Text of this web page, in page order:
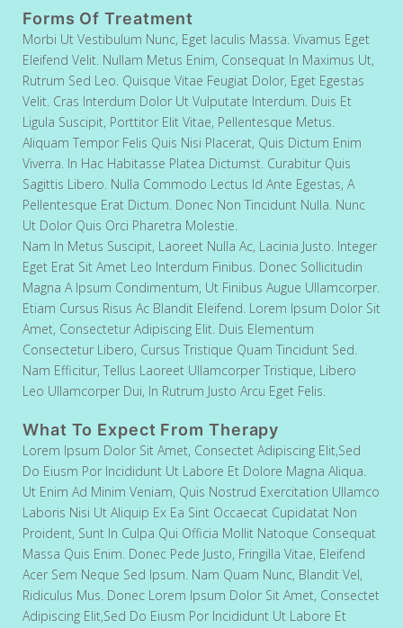
Forms Of Treatment
Morbi Ut Vestibulum Nunc, Eget Iaculis Massa. Vivamus Eget
Eleifend Velit. Nullam Metus Enim, Consequat In Maximus Ut,
Rutrum Sed Leo. Quisque Vitae Feugiat Dolor, Eget Egestas
Velit. Cras Interdum Dolor Ut Vulputate Interdum. Duis Et
Ligula Suscipit, Porttitor Elit Vitae, Pellentesque Metus.
Aliquam Tempor Felis Quis Nisi Placerat, Quis Dictum Enim
Viverra. In Hac Habitasse Platea Dictumst. Curabitur Quis
Sagittis Libero. Nulla Commodo Lectus Id Ante Egestas, A
Pellentesque Erat Dictum. Donec Non Tincidunt Nulla. Nunc
Ut Dolor Quis Orci Pharetra Molestie.
Nam In Metus Suscipit, Laoreet Nulla Ac, Lacinia Justo. Integer
Eget Erat Sit Amet Leo Interdum Finibus. Donec Sollicitudin
Magna A Ipsum Condimentum, Ut Finibus Augue Ullamcorper.
Etiam Cursus Risus Ac Blandit Eleifend. Lorem Ipsum Dolor Sit
Amet, Consectetur Adipiscing Elit. Duis Elementum
Consectetur Libero, Cursus Tristique Quam Tincidunt Sed.
Nam Efficitur, Tellus Laoreet Ullamcorper Tristique, Libero
Leo Ullamcorper Dui, In Rutrum Justo Arcu Eget Felis.
What To Expect From Therapy
Lorem Ipsum Dolor Sit Amet, Consectet Adipiscing Elit,sed
Do Eiusm Por Incididunt Ut Labore Et Dolore Magna Aliqua.
Ut Enim Ad Minim Veniam, Quis Nostrud Exercitation Ullamco
Laboris Nisi Ut Aliquip Ex Ea Sint Occaecat Cupidatat Non
Proident, Sunt In Culpa Qui Officia Mollit Natoque Consequat
Massa Quis Enim. Donec Pede Justo, Fringilla Vitae, Eleifend
Acer Sem Neque Sed Ipsum. Nam Quam Nunc, Blandit Vel,
Ridiculus Mus. Donec Lorem Ipsum Dolor Sit Amet, Consectet
Adipiscing Elit,sed Do Eiusm Por Incididunt Ut Labore Et